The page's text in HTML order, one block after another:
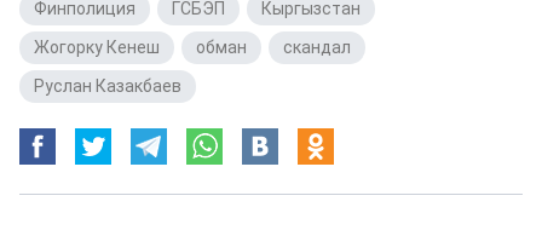
Финполиция ГСБЭП Кыргызстан
Жогорку Кенеш
обман скандал
Руслан Казакбаев